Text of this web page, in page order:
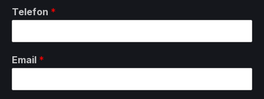
Telefon *
Email *